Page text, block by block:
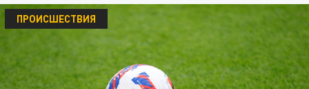
ПРОИСШЕСТВИЯ